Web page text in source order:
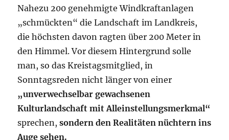
Nahezu 200 genehmigte Windkraftanlagen
„schmückten“ die Landschaft im Landkreis,
die höchsten davon ragten über 200 Meter in
den Himmel. Vor diesem Hintergrund solle
man, so das Kreistagsmitglied, in
Sonntagsreden nicht länger von einer
„unverwechselbar gewachsenen
Kulturlandschaft mit Alleinstellungsmerkmal“
sprechen,sondern den Realitäten nüchtern ins
Auge sehen.